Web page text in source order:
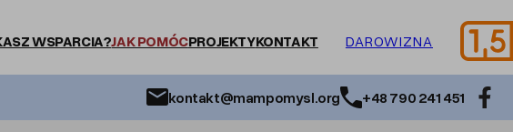
WSPARCIA?JAK POMÓCPROJEKTYKONTAKT DAROWIZNA
kontakt@mampomysl.org +48 790 241 451